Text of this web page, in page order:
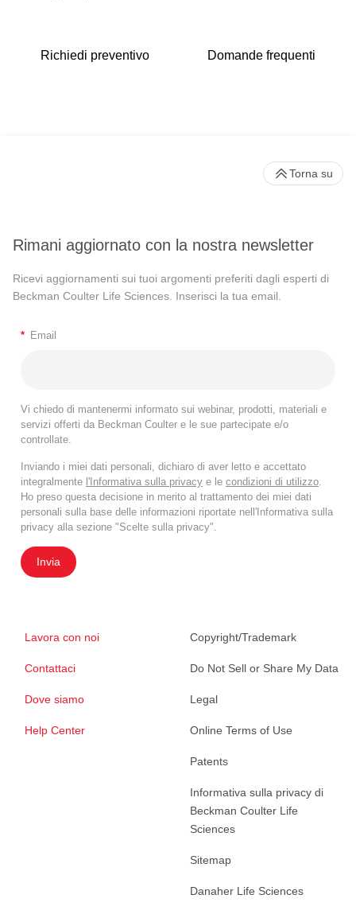
Richiedi preventivo Domande frequenti
Rimani aggiornato con la nostra newsletter
Ricevi aggiornamenti sui tuoi argomenti preferiti dagli esperti di
Beckman Coulter Life Sciences. Inserisci la tua email.
* Email
Vi chiedo di mantenermi informato sui webinar, prodotti, materiali e
servizi offerti da Beckman Coulter e le sue partecipate e/o
controllate.
Inviando i miei dati personali, dichiaro di aver letto e accettato
integralmente l'Informativa sulla privacy e le condizioni di utilizzo
Ho preso questa decisione in merito al trattamento dei miei dati
personali sulla base delle informazioni riportate nell'Informativa sulla
privacy alla sezione "Scelte sulla privacy".
Invia
Lavora con noi
Contattaci
Dove siamo
Help Center
Copyright/Trademark
Do Not Sell or Share My Data
Legal
Online Terms of Use
Patents
Informativa sulla privacy di
Beckman Coulter Life
Sciences
Sitemap
Danaher Life Sciences
Torna su